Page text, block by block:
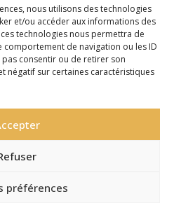
nous utilisons des technologies
et/ou accéder aux informations des
technologies nous permettra de
de navigation ou les ID
pas consentir ou de retirer son
négatif sur certaines caractéristiques
préférences